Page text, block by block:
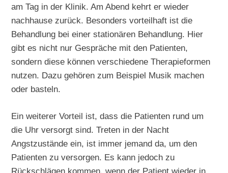
am Tag in der Klinik. Am Abend kehrt er wieder
nachhause zurück. Besonders vorteilhaft ist die
Behandlung bei einer stationären Behandlung. Hier
gibt es nicht nur Gespräche mit den Patienten,
sondern diese können verschiedene Therapieformen
nutzen. Dazu gehören zum Beispiel Musik machen
oder basteln.
Ein weiterer Vorteil ist, dass die Patienten rund um
die Uhr versorgt sind. Treten in der Nacht
Angstzustände ein, ist immer jemand da, um den
Patienten zu versorgen. Es kann jedoch zu
Rückschlägen kommen, wenn der Patient wieder in